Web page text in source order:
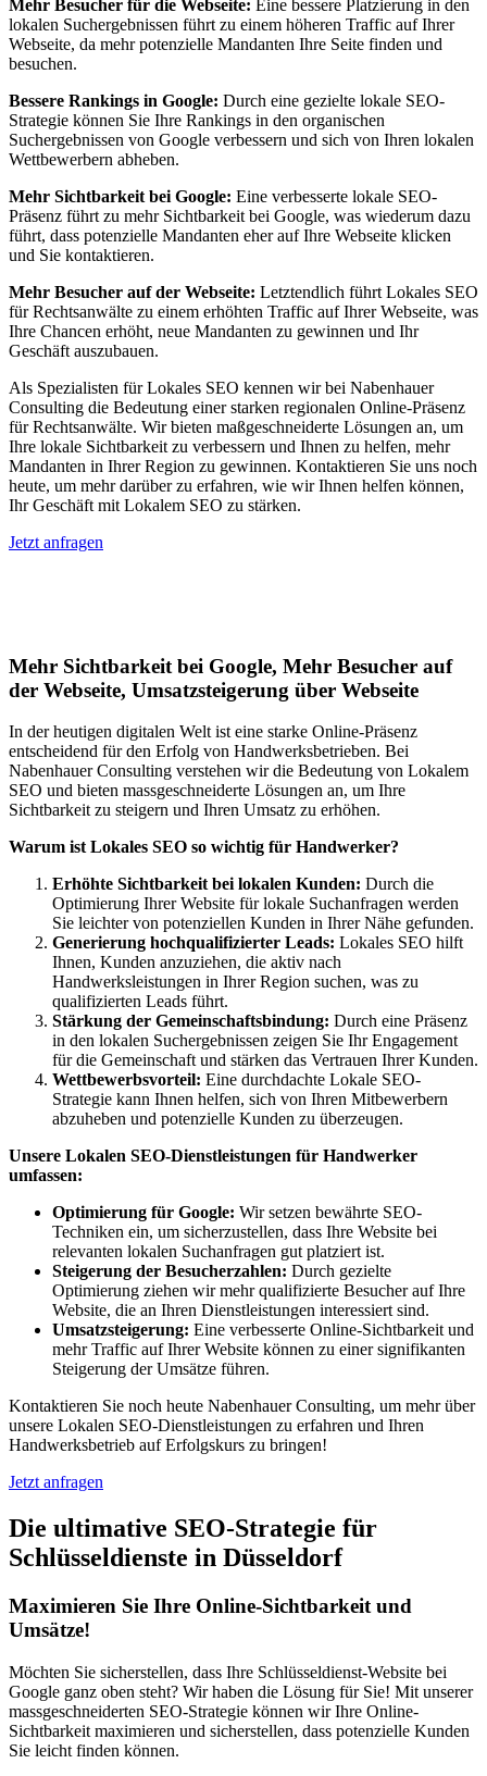
Mehr Besucher für die Webseite: Eine bessere Platzierung in den
lokalen Suchergebnissen führt zu einem höheren Traffic auf Ihrer
Webseite, da mehr potenzielle Mandanten Ihre Seite finden und
besuchen.
Bessere Rankings in Google: Durch eine gezielte lokale SEO-
Strategie können Sie Ihre Rankings in den organischen
Suchergebnissen von Google verbessern und sich von Ihren lokalen
Wettbewerbern abheben.
Mehr Sichtbarkeit bei Google: Eine verbesserte lokale SEO-
Präsenz führt zu mehr Sichtbarkeit bei Google, was wiederum dazu
führt, dass potenzielle Mandanten eher auf Ihre Webseite klicken
und Sie kontaktieren.
Mehr Besucher auf der Webseite: Letztendlich führt Lokales SEO
für Rechtsanwälte zu einem erhöhten Traffic auf Ihrer Webseite, was
Ihre Chancen erhöht, neue Mandanten zu gewinnen und Ihr
Geschäft auszubauen.
Als Spezialisten für Lokales SEO kennen wir bei Nabenhauer
Consulting die Bedeutung einer starken regionalen Online-Präsenz
für Rechtsanwälte. Wir bieten maßgeschneiderte Lösungen an, um
Ihre lokale Sichtbarkeit zu verbessern und Ihnen zu helfen, mehr
Mandanten in Ihrer Region zu gewinnen. Kontaktieren Sie uns noch
heute, um mehr darüber zu erfahren, wie wir Ihnen helfen können,
Ihr Geschäft mit Lokalem SEO zu stärken.
Jetzt anfragen
Mehr Sichtbarkeit bei Google, Mehr Besucher auf
der Webseite, Umsatzsteigerung über Webseite
In der heutigen digitalen Welt ist eine starke Online-Präsenz
entscheidend für den Erfolg von Handwerksbetrieben. Bei
Nabenhauer Consulting verstehen wir die Bedeutung von Lokalem
SEO und bieten massgeschneiderte Lösungen an, um Ihre
Sichtbarkeit zu steigern und Ihren Umsatz zu erhöhen.
Warum ist Lokales SEO so wichtig für Handwerker?
Erhöhte Sichtbarkeit bei lokalen Kunden: Durch die
Optimierung Ihrer Website für lokale Suchanfragen werden
Sie leichter von potenziellen Kunden in Ihrer Nähe gefunden.
Generierung hochqualifizierter Leads: Lokales SEO hilft
Ihnen, Kunden anzuziehen, die aktiv nach
Handwerksleistungen in Ihrer Region suchen, was zu
qualifizierten Leads führt.
Stärkung der Gemeinschaftsbindung: Durch eine Präsenz
in den lokalen Suchergebnissen zeigen Sie Ihr Engagement
für die Gemeinschaft und stärken das Vertrauen Ihrer Kunden.
Wettbewerbsvorteil: Eine durchdachte Lokale SEO-
Strategie kann Ihnen helfen, sich von Ihren Mitbewerbern
abzuheben und potenzielle Kunden zu überzeugen.
Unsere Lokalen SEO-Dienstleistungen für Handwerker
umfassen:
Optimierung für Google: Wir setzen bewährte SEO-
Techniken ein, um sicherzustellen, dass Ihre Website bei
relevanten lokalen Suchanfragen gut platziert ist.
Steigerung der Besucherzahlen: Durch gezielte
Optimierung ziehen wir mehr qualifizierte Besucher auf Ihre
Website, die an Ihren Dienstleistungen interessiert sind.
Umsatzsteigerung: Eine verbesserte Online-Sichtbarkeit und
mehr Traffic auf Ihrer Website können zu einer signifikanten
Steigerung der Umsätze führen.
Kontaktieren Sie noch heute Nabenhauer Consulting, um mehr über
unsere Lokalen SEO-Dienstleistungen zu erfahren und Ihren
Handwerksbetrieb auf Erfolgskurs zu bringen!
Jetzt anfragen
Die ultimative SEO-Strategie für
Schlüsseldienste in Düsseldorf
Maximieren Sie Ihre Online-Sichtbarkeit und
Umsätze!
Möchten Sie sicherstellen, dass Ihre Schlüsseldienst-Website bei
Google ganz oben steht? Wir haben die Lösung für Sie! Mit unserer
massgeschneiderten SEO-Strategie können wir Ihre Online-
Sichtbarkeit maximieren und sicherstellen, dass potenzielle Kunden
Sie leicht finden können.